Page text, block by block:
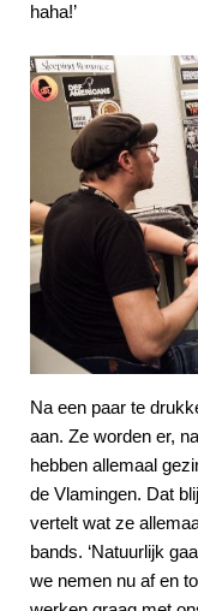
haha!’
Na een paar te
aan. Ze worden er,
hebben allemaal
de Vlamingen. Dat
vertelt wat ze
bands. ‘Natuurlijk
we nemen nu af en